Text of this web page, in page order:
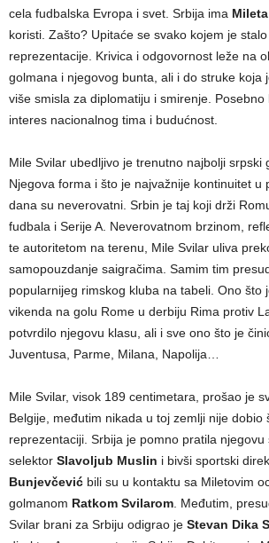
cela fudbalska Evropa i svet. Srbija ima
koristi. Zašto? Upitaće se svako kojem je
reprezentacije. Krivica i odgovornost leže na
golmana i njegovog bunta, ali i do struke koja
više smisla za diplomatiju i smirenje. Posebno
interes nacionalnog tima i budućnost.
Mile Svilar ubedljivo je trenutno najbolji srpski
Njegova forma i što je najvažnije kontinuitet u
dana su neverovatni. Srbin je taj koji drži
fudbala i Serije A. Neverovatnom brzinom,
te autoritetom na terenu, Mile Svilar uliva
samopouzdanje saigračima. Samim tim
popularnijeg rimskog kluba na tabeli. Ono što
vikenda na golu Rome u derbiju Rima protiv
potvrdilo njegovu klasu, ali i sve ono što je
Juventusa, Parme, Milana, Napolija…
Mile Svilar, visok 189 centimetara, prošao je
Belgije, međutim nikada u toj zemlji nije dobio
reprezentaciji. Srbija je pomno pratila
selektor Slavoljub Muslin i bivši sportski
Bunjevčević bili su u kontaktu sa Miletovim
golmanom Ratkom Svilarom . Međutim,
Svilar brani za Srbiju odigrao je Stevan Dika